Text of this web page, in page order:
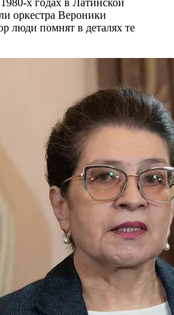
оркестра Вероники
люди помнят в деталях те